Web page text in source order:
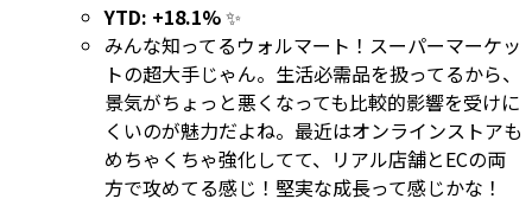
YTD: +18.1%✨
みんな知ってるウォルマート！スーパーマーケッ
トの超大手じゃん。生活必需品を扱ってるから、
景気がちょっと悪くなっても比較的影響を受けに
くいのが魅力だよね。最近はオンラインストアも
めちゃくちゃ強化してて、リアル店舗とECの両
方で攻めてる感じ！堅実な成長って感じかな！